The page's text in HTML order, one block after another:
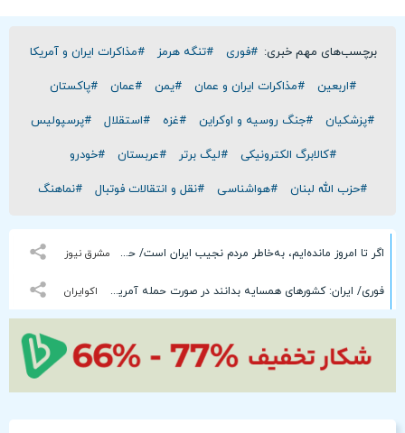
برچسب‌های مهم خبری: #فوری #تنگه هرمز #مذاکرات ایران و آمریکا
#اربعین #مذاکرات ایران و عمان #یمن #عمان #پاکستان
#پزشکیان #جنگ روسیه و اوکراین #غزه #استقلال #پرسپولیس
#کالابرگ الکترونیکی #لیگ برتر #عربستان #خودرو
#حزب الله لبنان #هواشناسی #نقل و انتقالات فوتبال #نماهنگ
مشرق نیوز اگر تا امروز مانده‌ایم، به‌خاطر مردم نجیب ایران است/ حتی گلایه‌مندان هم همراهی کردند
اکوایران فوری/ ایران: کشورهای همسایه بدانند در صورت حمله آمریکا، ما به زیرساخت‌های شما حمله میکنیم!